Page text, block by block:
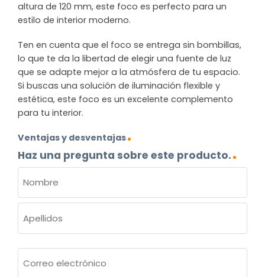
altura de 120 mm, este foco es perfecto para un
estilo de interior moderno.
Ten en cuenta que el foco se entrega sin bombillas,
lo que te da la libertad de elegir una fuente de luz
que se adapte mejor a la atmósfera de tu espacio.
Si buscas una solución de iluminación flexible y
estética, este foco es un excelente complemento
para tu interior.
Ventajas y desventajas
Haz una pregunta sobre este producto.
(OBLIGATORIO)
Nombre
electrónico